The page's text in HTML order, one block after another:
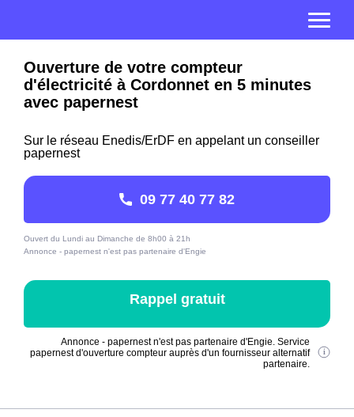
Ouverture de votre compteur
d'électricité à Cordonnet en 5 minutes
avec papernest
Sur le réseau Enedis/ErDF en appelant un conseiller
papernest
09 77 40 77 82
Ouvert du Lundi au Dimanche de 8h00 à 21h
Annonce - papernest n'est pas partenaire d'Engie
Rappel gratuit
Annonce - papernest n'est pas partenaire d'Engie. Service
papernest d'ouverture compteur auprès d'un fournisseur alternatif
partenaire.